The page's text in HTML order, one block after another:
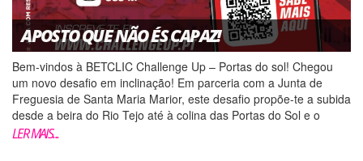
APOSTO QUE NÃO ÉS CAPAZ!
Bem-vindos à BETCLIC Challenge Up – Portas do sol! Chegou
um novo desafio em inclinação! Em parceria com a Junta de
Freguesia de Santa Maria Marior, este desafio propõe-te a subida
desde a beira do Rio Tejo até à colina das Portas do Sol e o
objetivo é seres apurado para a fase final seg...
LER MAIS...